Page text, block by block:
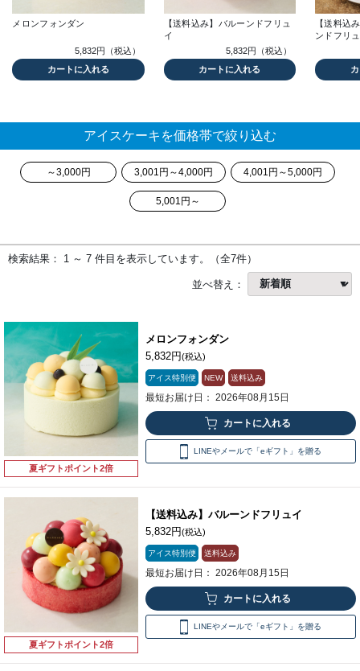
メロンフォンダン
5,832円（税込）
カートに入れる
【送料込み】バルーンドフリュ
イ
5,832円（税込）
カートに入れる
【送料込
ンドフリ
アイスケーキを価格帯で絞り込む
～3,000円 3,001円～4,000円 4,001円～5,000円
5,001円～
検索結果： 1 ～ 7 件目を表示しています。（全7件）
並べ替え：
夏ギフトポイント2倍
メロンフォンダン
5,832円(税込)
アイス特別便 NEW 送料込み
最短お届け日： 2026年08月15日
LINEやメールで「eギフト」を贈る
夏ギフトポイント2倍
【送料込み】バルーンドフリュイ
5,832円(税込)
アイス特別便 送料込み
最短お届け日： 2026年08月15日
LINEやメールで「eギフト」を贈る